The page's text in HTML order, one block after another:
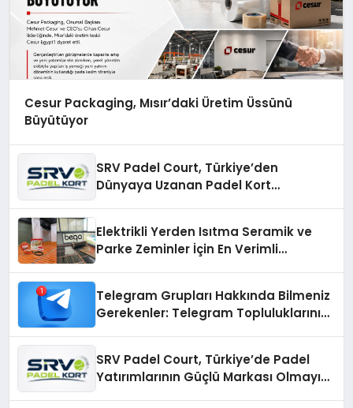
Cesur Packaging, Mısır’daki Üretim Üssünü
Büyütüyor
SRV Padel Court, Türkiye’den
Dünyaya Uzanan Padel Kort
Elektrikli Yerden Isıtma Seramik ve
Parke Zeminler İçin En Verimli
Telegram Grupları Hakkında Bilmeniz
Gerekenler: Telegram Topluluklarını
SRV Padel Court, Türkiye’de Padel
Yatırımlarının Güçlü Markası Olmayı